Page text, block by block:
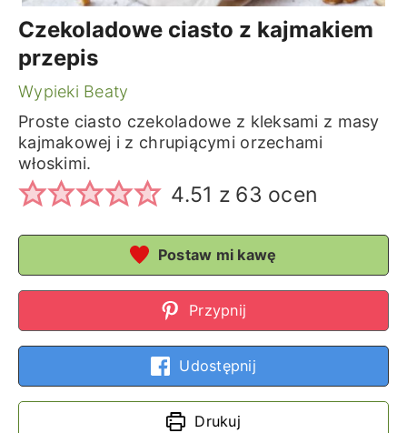
Czekoladowe ciasto z kajmakiem
przepis
Wypieki Beaty
Proste ciasto czekoladowe z kleksami z masy
kajmakowej i z chrupiącymi orzechami
włoskimi.
4.51 z 63 ocen
Postaw mi kawę
Przypnij
Udostępnij
Drukuj